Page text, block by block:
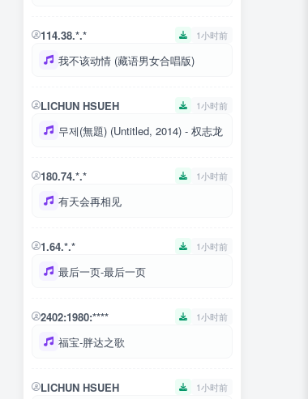
114.38.*.* 1小时前
我不该动情 (藏语男女合唱版)
LICHUN HSUEH 1小时前
무제(無題) (Untitled, 2014) - 权志龙
180.74.*.* 1小时前
有天会再相见
1.64.*.* 1小时前
最后一页-最后一页
2402:1980:**** 1小时前
福宝-胖达之歌
LICHUN HSUEH 1小时前